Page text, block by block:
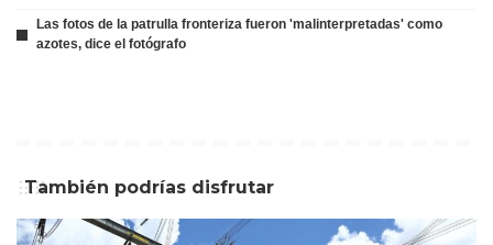
Las fotos de la patrulla fronteriza fueron 'malinterpretadas' como
azotes, dice el fotógrafo
También podrías disfrutar